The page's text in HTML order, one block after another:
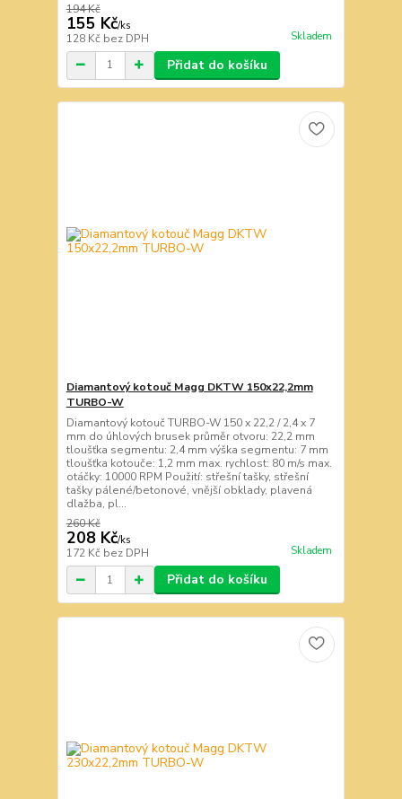
194 Kč
155 Kč/ks
128 Kč bez DPH Skladem
Přidat do košíku
Diamantový kotouč Magg DKTW 150x22,2mm
TURBO-W
Diamantový kotouč TURBO-W 150 x 22,2 / 2,4 x 7
mm do úhlových brusek průměr otvoru: 22,2 mm
tloušťka segmentu: 2,4 mm výška segmentu: 7 mm
tloušťka kotouče: 1,2 mm max. rychlost: 80 m/s max.
otáčky: 10000 RPM Použití: střešní tašky, střešní
tašky pálené/betonové, vnější obklady, plavená
dlažba, pl...
260 Kč
208 Kč/ks
172 Kč bez DPH Skladem
Přidat do košíku